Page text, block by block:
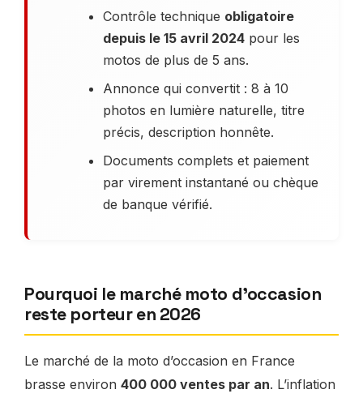
Contrôle technique obligatoire
depuis le 15 avril 2024 pour les
motos de plus de 5 ans.
Annonce qui convertit : 8 à 10
photos en lumière naturelle, titre
précis, description honnête.
Documents complets et paiement
par virement instantané ou chèque
de banque vérifié.
Pourquoi le marché moto d’occasion
reste porteur en 2026
Le marché de la moto d’occasion en France
brasse environ 400 000 ventes par an. L’inflation